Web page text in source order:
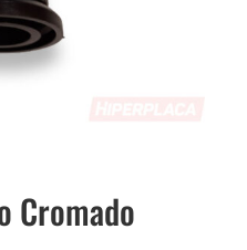
Cromado